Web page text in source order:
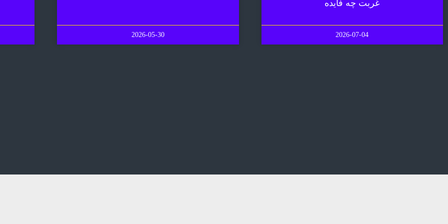
غربت چه فایده
2026-07-04
2026-05-30